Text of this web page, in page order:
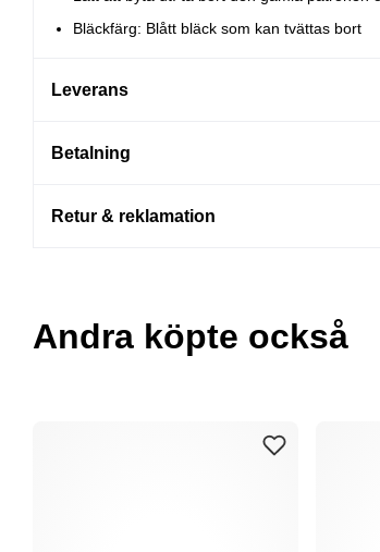
Bläckfärg: Blått bläck som kan tvättas bort
Leverans
Betalning
Retur & reklamation
Andra köpte också